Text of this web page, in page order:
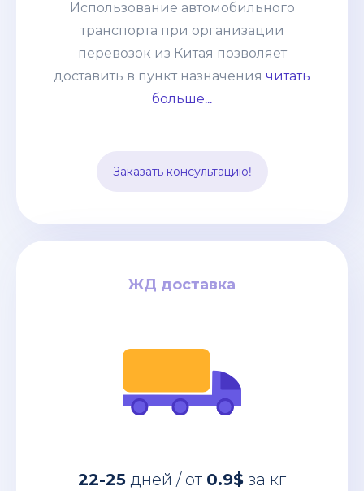
Использование автомобильного
транспорта при организации
перевозок из Китая позволяет
доставить в пункт назначения читать
больше...
Заказать консультацию!
сборных грузов, что позволяет
опта.
ЖД доставка
22-25 дней / от 0.9$ за кг
ЖД доставка
22-25
дней / от
Жд доставка - один из самых простых